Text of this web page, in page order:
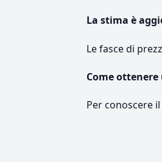
La stima è
Le fasce di
Come ottenere
Per conoscere